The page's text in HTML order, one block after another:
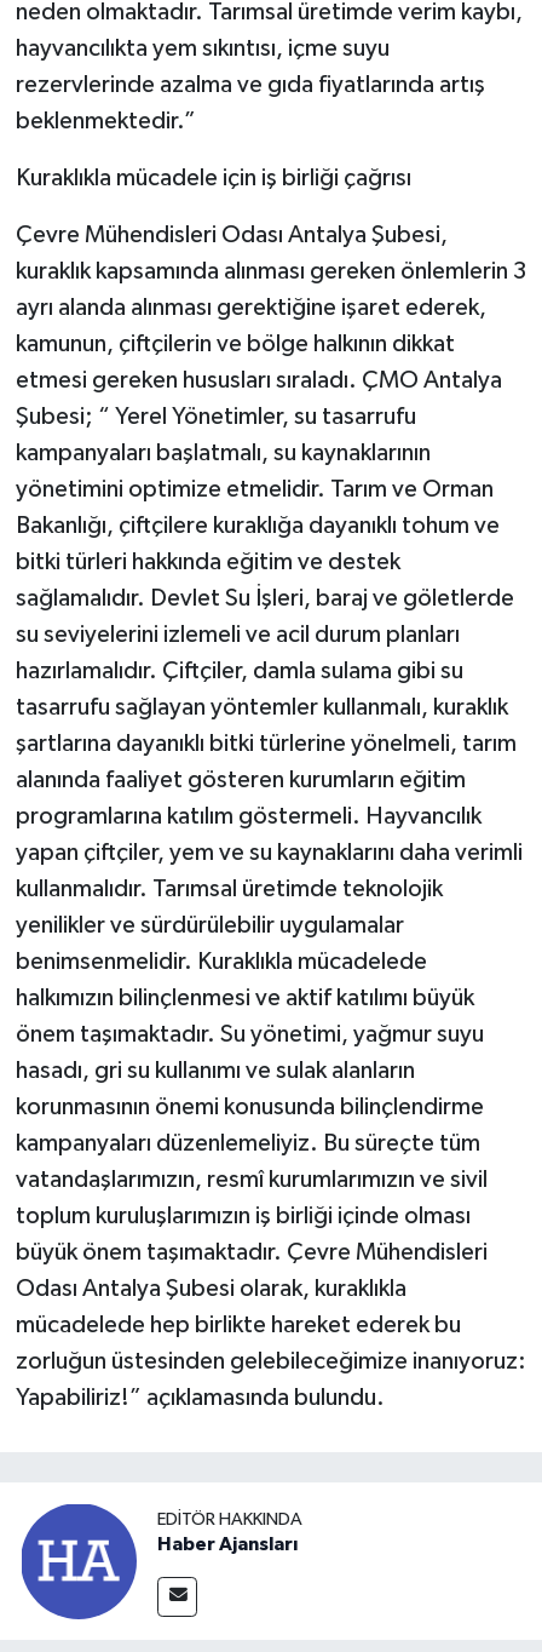
neden olmaktadır. Tarımsal üretimde verim kaybı,
hayvancılıkta yem sıkıntısı, içme suyu
rezervlerinde azalma ve gıda fiyatlarında artış
beklenmektedir.”
Kuraklıkla mücadele için iş birliği çağrısı
Çevre Mühendisleri Odası Antalya Şubesi,
kuraklık kapsamında alınması gereken önlemlerin 3
ayrı alanda alınması gerektiğine işaret ederek,
kamunun, çiftçilerin ve bölge halkının dikkat
etmesi gereken hususları sıraladı. ÇMO Antalya
Şubesi; “ Yerel Yönetimler, su tasarrufu
kampanyaları başlatmalı, su kaynaklarının
yönetimini optimize etmelidir. Tarım ve Orman
Bakanlığı, çiftçilere kuraklığa dayanıklı tohum ve
bitki türleri hakkında eğitim ve destek
sağlamalıdır. Devlet Su İşleri, baraj ve göletlerde
su seviyelerini izlemeli ve acil durum planları
hazırlamalıdır. Çiftçiler, damla sulama gibi su
tasarrufu sağlayan yöntemler kullanmalı, kuraklık
şartlarına dayanıklı bitki türlerine yönelmeli, tarım
alanında faaliyet gösteren kurumların eğitim
programlarına katılım göstermeli. Hayvancılık
yapan çiftçiler, yem ve su kaynaklarını daha verimli
kullanmalıdır. Tarımsal üretimde teknolojik
yenilikler ve sürdürülebilir uygulamalar
benimsenmelidir. Kuraklıkla mücadelede
halkımızın bilinçlenmesi ve aktif katılımı büyük
önem taşımaktadır. Su yönetimi, yağmur suyu
hasadı, gri su kullanımı ve sulak alanların
korunmasının önemi konusunda bilinçlendirme
kampanyaları düzenlemeliyiz. Bu süreçte tüm
vatandaşlarımızın, resmî kurumlarımızın ve sivil
toplum kuruluşlarımızın iş birliği içinde olması
büyük önem taşımaktadır. Çevre Mühendisleri
Odası Antalya Şubesi olarak, kuraklıkla
mücadelede hep birlikte hareket ederek bu
zorluğun üstesinden gelebileceğimize inanıyoruz:
Yapabiliriz!” açıklamasında bulundu.
EDITÖR HAKKINDA
Haber Ajansları